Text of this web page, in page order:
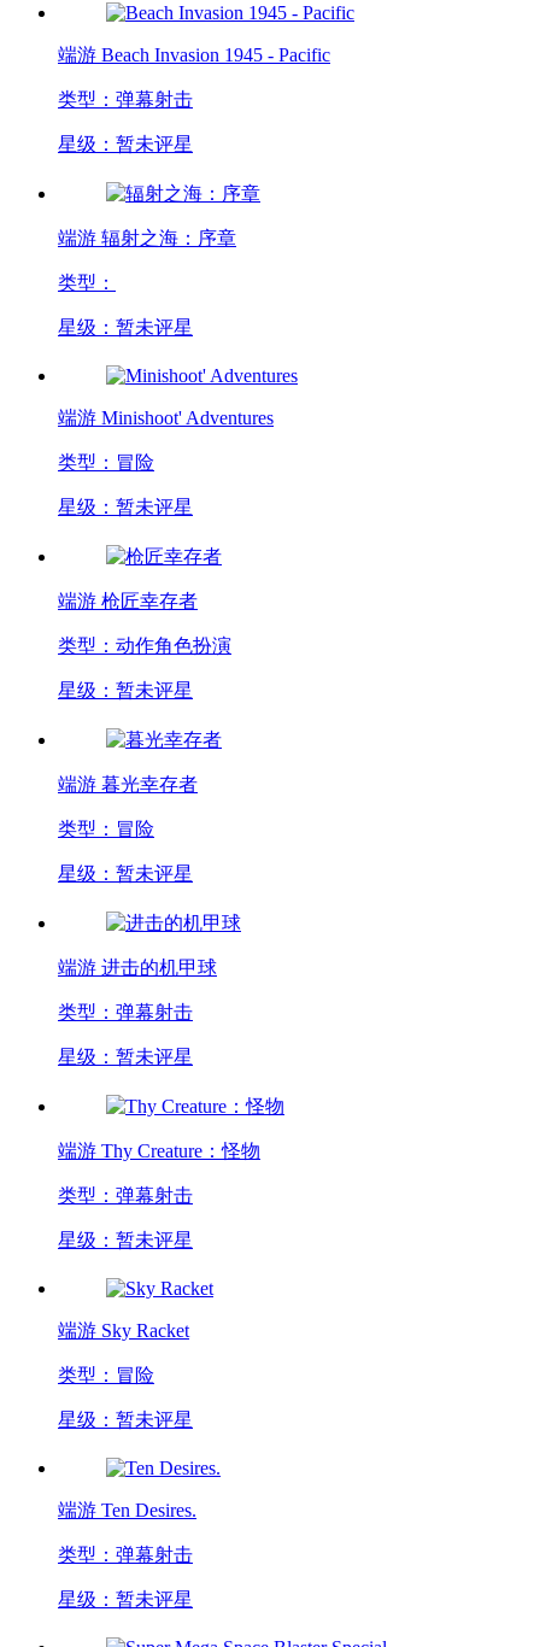
端游 Beach Invasion 1945 - Pacific
类型：弹幕射击
星级：暂未评星
端游 辐射之海：序章
类型：
星级：暂未评星
端游 Minishoot' Adventures
类型：冒险
星级：暂未评星
端游 枪匠幸存者
类型：动作角色扮演
星级：暂未评星
端游 暮光幸存者
类型：冒险
星级：暂未评星
端游 进击的机甲球
类型：弹幕射击
星级：暂未评星
端游 Thy Creature：怪物
类型：弹幕射击
星级：暂未评星
端游 Sky Racket
类型：冒险
星级：暂未评星
端游 Ten Desires.
类型：弹幕射击
星级：暂未评星